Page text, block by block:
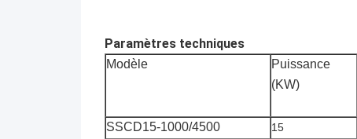
Paramètres techniques
Modèle
Puissance
(KW)
SSCD15-1000/4500 15